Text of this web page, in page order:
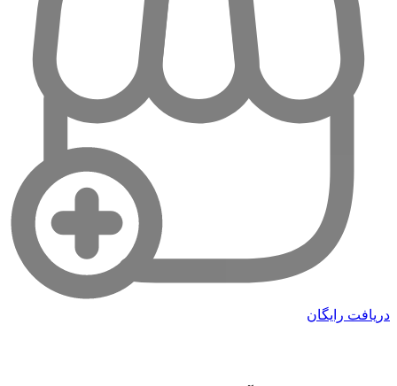
دریافت رایگان